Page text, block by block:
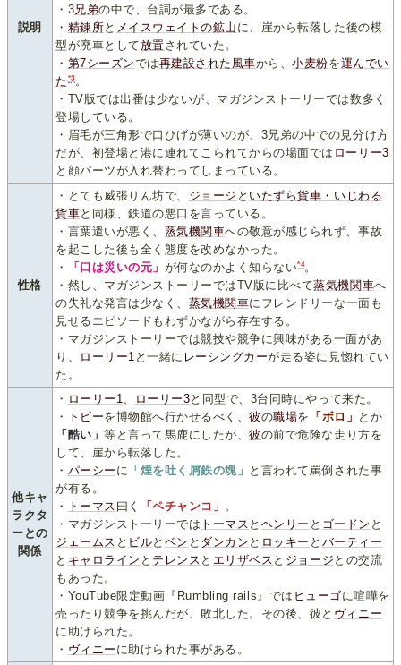
説明
・3兄弟の中で、台詞が最多である。
・ 精錬所と メイスウェイトの鉱山 に、崖から転落した後の模
型が廃車として放置されていた。
・ 第7シーズンでは再建設された風車から、小麦粉を運んでい
た*3。
・TV版では出番は少ないが、マガジンストーリーでは数多く
登場している。
・眉毛が三角形で口ひげが薄いのが、3兄弟の中での見分け方
だが、初登場と港に連れてこられてからの場面では ローリー3
と顔パーツが入れ替わってしまっている。
性格
・とても威張りん坊で、 ジョージ と いたずら貨車・いじわる
貨車と同様、鉄道の悪口を言っている。
・言葉遣いが悪く、 蒸気機関車への敬意が感じられず、事故
を起こした後も全く態度を改めなかった。
・
「口は災いの元」 が何なのかよく知らない*4。
・然し、マガジンストーリーではTV版に比べて蒸気機関車へ
の失礼な発言は少なく、 蒸気機関車にフレンドリーな一面も
見せるエピソードもわずかながら存在する。
・マガジンストーリーでは競技や競争に興味がある一面があ
り、
ローリー1 と一緒に レーシングカーが走る姿に見惚れてい
た。
他キャ
ラクタ
ーとの
関係
・ ローリー1 ローリー3と同型で、3台同時にやって来た。
・
トビーを博物館へ行かせるべく、彼の職場を 「ボロ」 とか
「酷い」等と言って馬鹿にしたが、彼の前で危険な走り方を
して、崖から転落した。
・ パーシー に 「煙を吐く屑鉄の塊」 と言われて罵倒された事
が有る。
・
トーマス 曰く 「ペチャンコ」 。
・マガジンストーリーでは トーマス と ヘンリー と ゴードン と
ジェームス と ビルと ベン と ダンカン と ロッキー と バーティー
と キャロライン と テレンス と エリザベス と ジョージ との交流
もあった。
・YouTube限定動画『Rumbling rails』では ヒューゴに喧嘩を
売ったり競争を挑んだが、敗北した。その後、彼と ヴィニー
に助けられた。
・ ヴィニー に助けられた事がある。